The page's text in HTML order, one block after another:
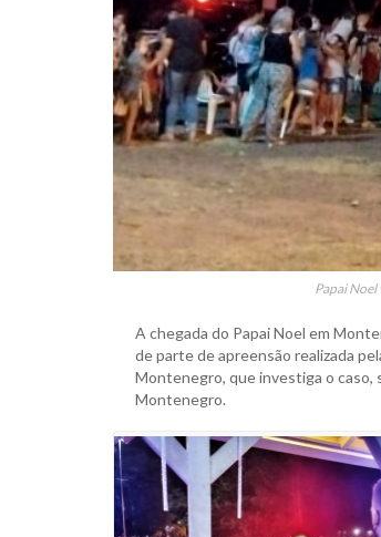
Papai Noel
A chegada do Papai Noel em
de parte de apreensão realizada
Montenegro, que investiga o
Montenegro.